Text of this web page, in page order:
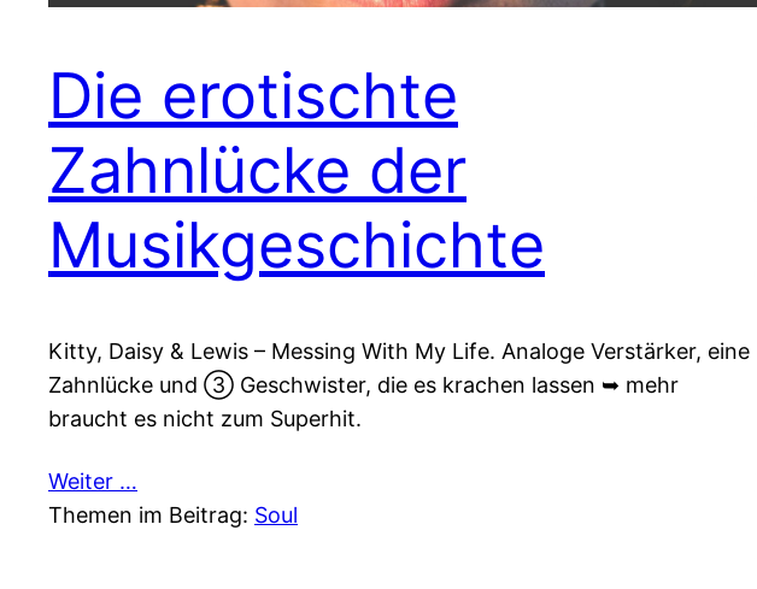
Die erotischte
Zahnlücke der
Musikgeschichte
Kitty, Daisy & Lewis – Messing With My Life. Analoge Verstärker, eine
Zahnlücke und ➂ Geschwister, die es krachen lassen ➥ mehr
braucht es nicht zum Superhit.
Weiter …
Themen im Beitrag: Soul